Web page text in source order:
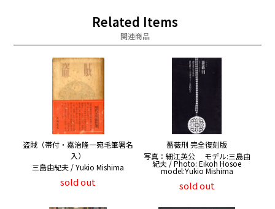
Related Items
関連商品
盗賊（帯付・嘉治隆一宛毛筆署名
入）
三島由紀夫 / Yukio Mishima
sold out
薔薇刑 完全復刻版
写真：細江英公 モデル:三島由
紀夫 / Photo: Eikoh Hosoe
model:Yukio Mishima
sold out